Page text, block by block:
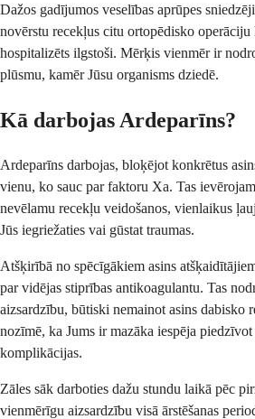
Dažos gadījumos veselības aprūpes
novērstu recekļus citu ortopēdisko operāciju
hospitalizēts ilgstoši. Mērķis vienmēr ir
plūsmu, kamēr Jūsu organisms dziedē.
Kā darbojas Ardeparīns?
Ardeparīns darbojas, bloķējot konkrētus
vienu, ko sauc par faktoru Xa. Tas
nevēlamu recekļu veidošanos, vienlaikus
Jūs iegriežaties vai gūstat traumas.
Atšķirībā no spēcīgākiem asins
par vidējas stiprības antikoagulantu. Tas
aizsardzību, būtiski nemainot asins dabisko
nozīmē, ka Jums ir mazāka iespēja piedzīvot
komplikācijas.
Zāles sāk darboties dažu stundu laikā pēc
vienmērīgu aizsardzību visā ārstēšanas